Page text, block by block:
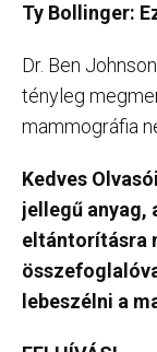
Ty Bollinger:
Dr. Ben
tényleg
mammográfia
Kedves
jellegű anyag,
eltántorításra
lebeszélni a